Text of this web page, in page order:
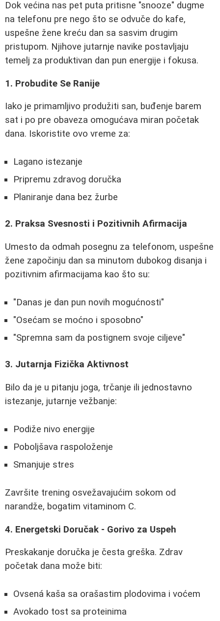
Dok većina nas pet puta pritisne "snooze" dugme
na telefonu pre nego što se odvuče do kafe,
uspešne žene kreću dan sa sasvim drugim
pristupom. Njihove jutarnje navike postavljaju
temelj za produktivan dan pun energije i fokusa.
1. Probudite Se Ranije
Iako je primamljivo produžiti san, buđenje barem
sat i po pre obaveza omogućava miran početak
dana. Iskoristite ovo vreme za:
Lagano istezanje
Pripremu zdravog doručka
Planiranje dana bez žurbe
2. Praksa Svesnosti i Pozitivnih Afirmacija
Umesto da odmah posegnu za telefonom, uspešne
žene započinju dan sa minutom dubokog disanja i
pozitivnim afirmacijama kao što su:
"Danas je dan pun novih mogućnosti"
"Osećam se moćno i sposobno"
"Spremna sam da postignem svoje ciljeve"
3. Jutarnja Fizička Aktivnost
Bilo da je u pitanju joga, trčanje ili jednostavno
istezanje, jutarnje vežbanje:
Podiže nivo energije
Poboljšava raspoloženje
Smanjuje stres
Završite trening osvežavajućim sokom od
narandže, bogatim vitaminom C.
4. Energetski Doručak - Gorivo za Uspeh
Preskakanje doručka je česta greška. Zdrav
početak dana može biti:
Ovsená kaša sa orašastim plodovima i voćem
Avokado tost sa proteinima